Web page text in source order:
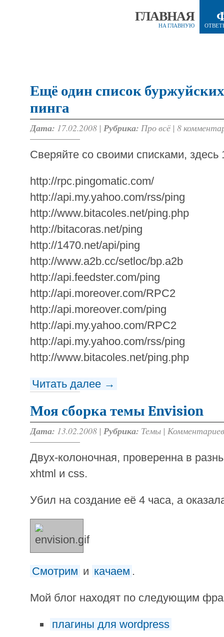
ГЛАВНАЯ
НА ГЛАВНУЮ
Ещё один список
пинга
Дата: 17.02.2008 | Рубрика: Про всё | 8
Сверяйте со своими списками, здесь
http://rpc.pingomatic.com/
http://api.my.yahoo.com/rss/ping
http://www.bitacoles.net/ping.php
http://bitacoras.net/ping
http://1470.net/api/ping
http://www.a2b.cc/setloc/bp.a2b
http://api.feedster.com/ping
http://api.moreover.com/RPC2
http://api.moreover.com/ping
http://api.my.yahoo.com/RPC2
http://api.my.yahoo.com/rss/ping
http://www.bitacoles.net/ping.php
Читать далее →
Моя сборка темы Envision
Дата: 13.02.2008 | Рубрика: Темы |
Двух-колоночная, проверенна в
xhtml и css.
Убил на создание её 4 часа, а
Смотрим и качаем .
Мой блог находят по следующим
плагины для wordpress